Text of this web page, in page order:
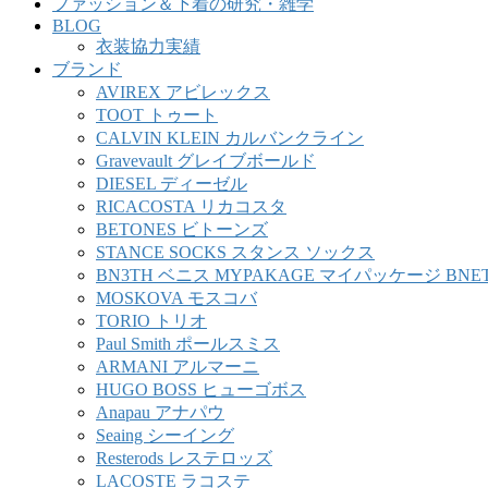
ファッション＆下着の研究・雑学
BLOG
衣装協力実績
ブランド
AVIREX アビレックス
TOOT トゥート
CALVIN KLEIN カルバンクライン
Gravevault グレイブボールド
DIESEL ディーゼル
RICACOSTA リカコスタ
BETONES ビトーンズ
STANCE SOCKS スタンス ソックス
BN3TH ベニス MYPAKAGE マイパッケージ
MOSKOVA モスコバ
TORIO トリオ
Paul Smith ポールスミス
ARMANI アルマーニ
HUGO BOSS ヒューゴボス
Anapau アナパウ
Seaing シーイング
Resterods レステロッズ
LACOSTE ラコステ